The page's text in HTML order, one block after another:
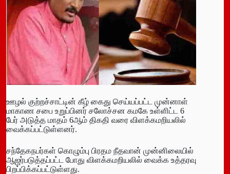
ஊழல் குற்றச்சாட்டின் கீழ் கைது செய்யப்பட்ட முன்னாள்
மாகாண சபை உறுப்பினர் சலோச்சன கமகே உள்ளிட்ட 6
பேர் அடுத்த மாதம் 6ஆம் திகதி வரை விளக்கமறியலில்
வைக்கப்பட்டுள்ளனர்.
சந்தேகநபர்கள் கொழும்பு பிரதம நீதவான் முன்னிலையில்
ஆஜர்படுத்தப்பட்ட போது விளக்கமறியலில் வைக்க உத்தரவு
பிறப்பிக்கப்பட்டுள்ளது.